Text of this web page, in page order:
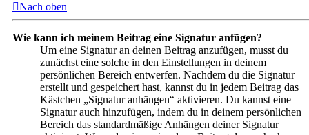
Nach oben
Wie kann ich meinem Beitrag eine Signatur anfügen?
Um eine Signatur an deinen Beitrag anzufügen, musst du
zunächst eine solche in den Einstellungen in deinem
persönlichen Bereich entwerfen. Nachdem du die Signatur
erstellt und gespeichert hast, kannst du in jedem Beitrag das
Kästchen „Signatur anhängen“ aktivieren. Du kannst eine
Signatur auch hinzufügen, indem du in deinem persönlichen
Bereich das standardmäßige Anhängen deiner Signatur